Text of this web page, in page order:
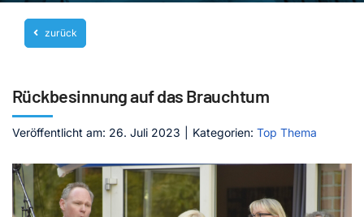
Blog
Unternehmen
Mediathek
Kontakt
zurück
Rückbesinnung auf das Brauchtum
Veröffentlicht am: 26. Juli 2023 Kategorien: Top Thema